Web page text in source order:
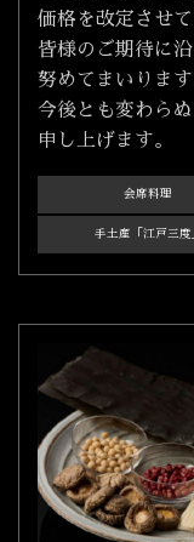
価格を改定させ
皆様のご期待に
努めてまいります
今後とも変わら
申し上げます。
会席料理
手土産「江戸三度